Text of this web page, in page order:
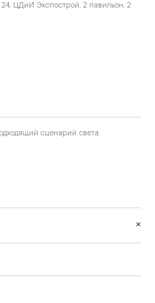
ЦДиИ Экспострой, 2 павильон, 2
сценарий света.
+